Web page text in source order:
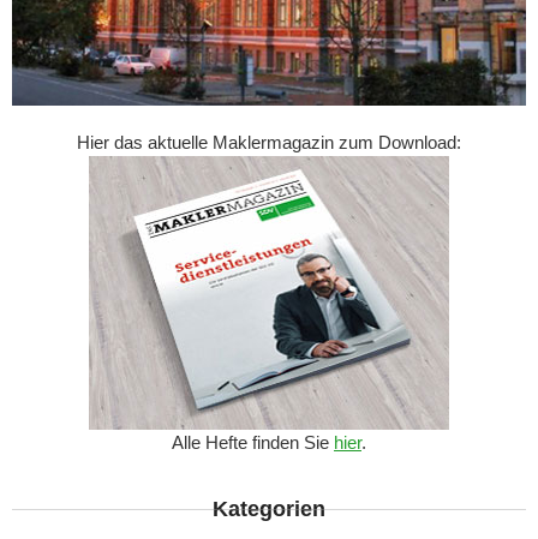
Hier das aktuelle Maklermagazin zum Download:
Alle Hefte finden Sie hier.
Kategorien